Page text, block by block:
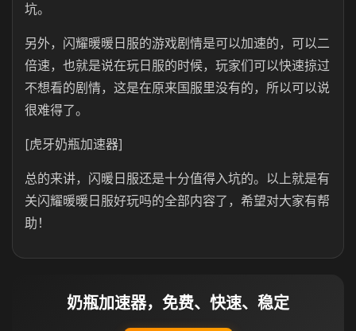
坑。
另外，闪耀暖暖日服的游戏剧情是可以加速的，可以二
倍速，也就是说在玩日服的时候，玩家们可以快速掠过
不想看的剧情，这是在原来国服里没有的，所以可以说
很难得了。
[虎牙奶瓶加速器]
总的来讲，闪暖日服还是十分值得入坑的。以上就是有
关闪耀暖暖日服好玩吗的全部内容了，希望对大家有帮
助！
奶瓶加速器，免费、快速、稳定